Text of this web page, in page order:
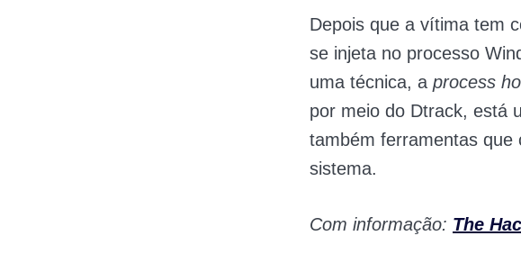
Depois que a vítima tem
se injeta no processo
uma técnica, a process
por meio do Dtrack, está
também ferramentas que
sistema.
Com informação: The